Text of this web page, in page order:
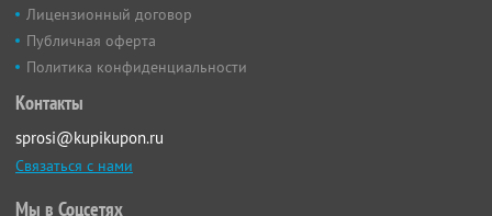
Лицензионный договор
Публичная оферта
Политика конфиденциальности
Контакты
sprosi@kupikupon.ru
Связаться с нами
Мы в Соцсетях